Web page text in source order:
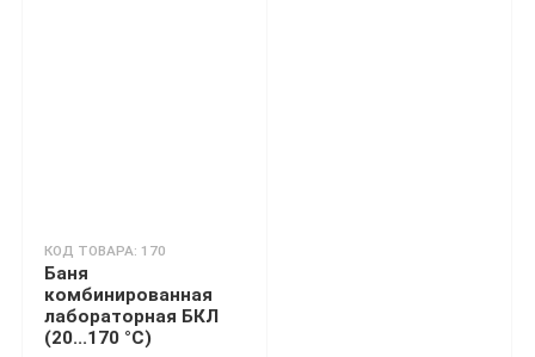
КОД ТОВАРА: 170
Баня
комбинированная
лабораторная БКЛ
(20...170 °C)